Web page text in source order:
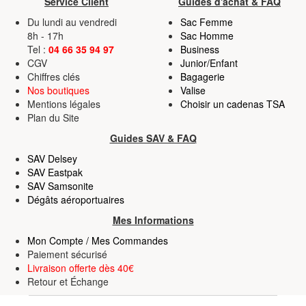
partageons également des informations sur l'utilisation de
notre site avec nos partenaires de médias sociaux, de
publicité et d'analyse, qui peuvent combiner celles-ci
avec d'autres informations que vous leur avez fournies
ou qu'ils ont collectées lors de votre utilisation de leurs
services.
Du lundi au vendredi
8h - 17h
Tel : 04 66 35 94 97
CGV
Chiffres clés
Nos boutiques
Mentions légales
Plan du Site
Sac Femme
Sac Homme
Business
Junior/Enfant
Bagagerie
Valise
Choisir un cadenas TSA
Guides SAV & FAQ
SAV Delsey
SAV Eastpak
SAV Samsonite
Dégâts aéroportuaires
Mes Informations
Mon Compte / Mes Commandes
Paiement sécurisé
Livraison offerte dès 40€
Retour et Échange